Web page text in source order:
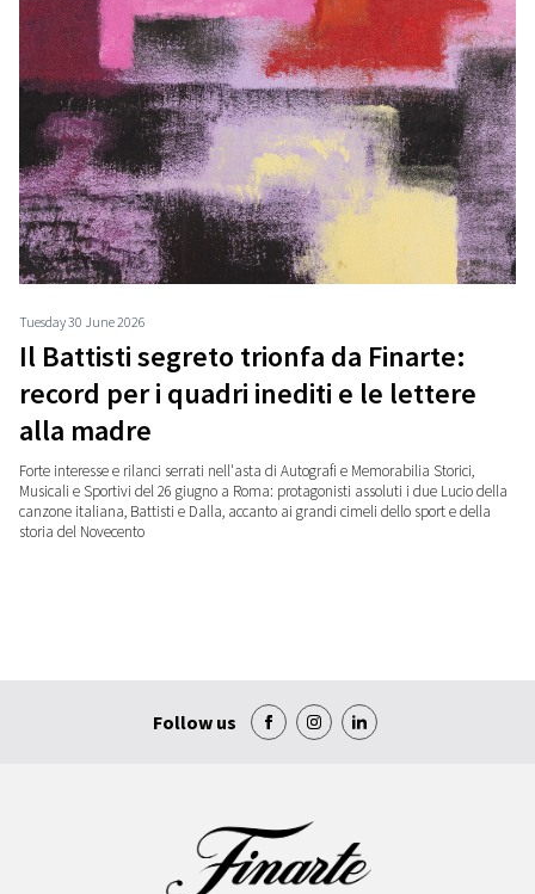
Tuesday 30 June 2026
Il Battisti segreto trionfa da Finarte:
record per i quadri inediti e le lettere
alla madre
Forte interesse e rilanci serrati nell'asta di Autografi e Memorabilia Storici,
Musicali e Sportivi del 26 giugno a Roma: protagonisti assoluti i due Lucio della
canzone italiana, Battisti e Dalla, accanto ai grandi cimeli dello sport e della
storia del Novecento
Follow us